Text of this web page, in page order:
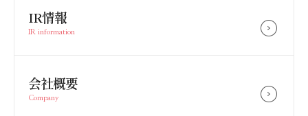
IR情報
IR information
会社概要
Company